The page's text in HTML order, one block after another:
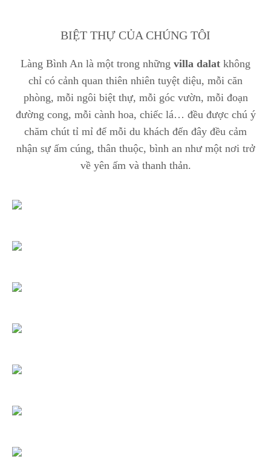
BIỆT THỰ CỦA CHÚNG TÔI
Làng Bình An là một trong những villa dalat không
chỉ có cảnh quan thiên nhiên tuyệt diệu, mỗi căn
phòng, mỗi ngôi biệt thự, mỗi góc vườn, mỗi đoạn
đường cong, mỗi cành hoa, chiếc lá… đều được chú ý
chăm chút tỉ mỉ để mỗi du khách đến đây đều cảm
nhận sự ấm cúng, thân thuộc, bình an như một nơi trở
về yên ấm và thanh thản.